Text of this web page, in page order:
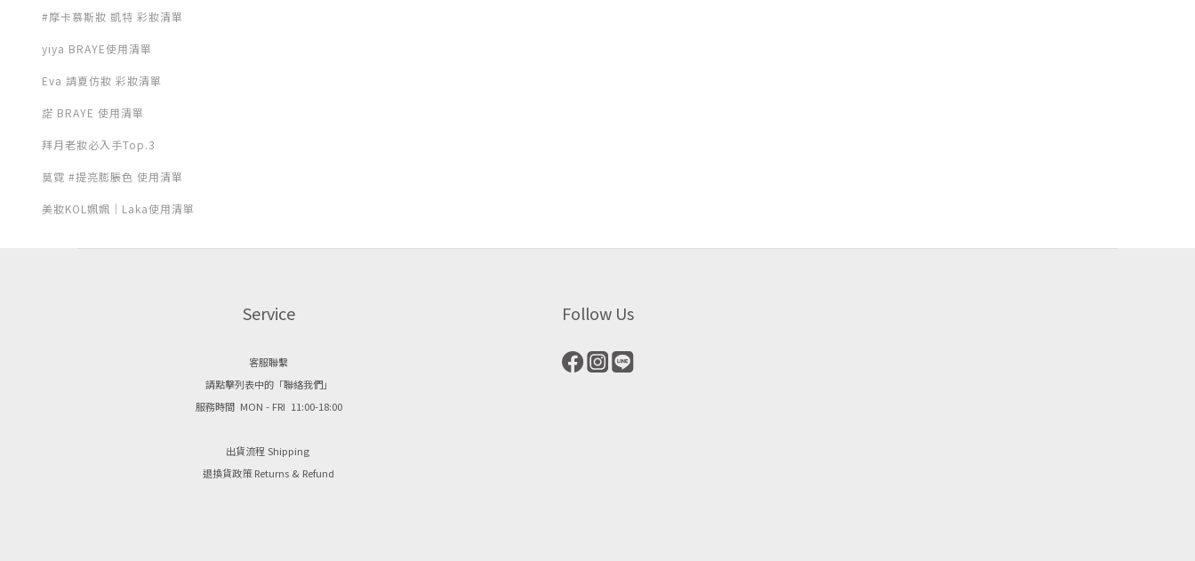
#摩卡慕斯妝 凱特 彩妝清單
yiya BRAYE使用清單
Eva 請夏仿妝 彩妝清單
諾 BRAYE 使用清單
拜月老妝必入手Top.3
莫霓 #提亮膨脹色 使用清單
美妝KOL姵姵｜Laka使用清單
Service
客服聯繫
請點擊列表中的「聯絡我們」
服務時間 MON - FRI 11:00-18:00
出貨流程 Shipping
退換貨政策 Returns & Refund
Follow Us